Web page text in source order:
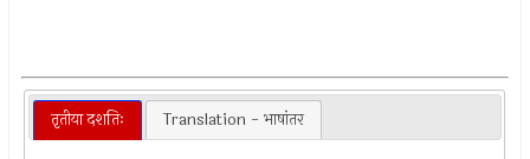
तृतीया दशतिः Translation - भाषांतर